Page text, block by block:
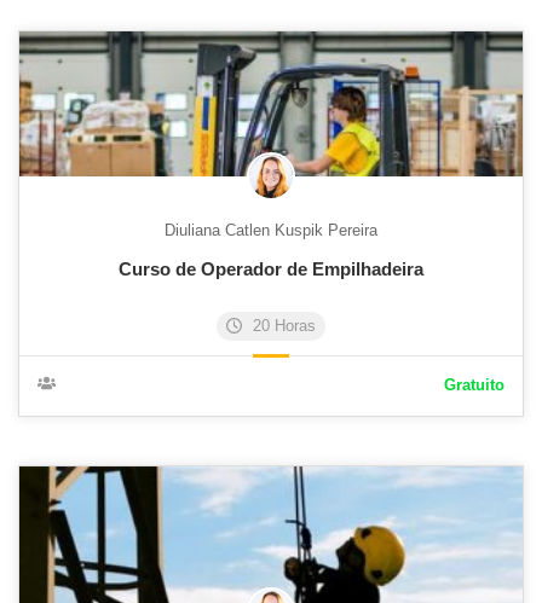
Diuliana Catlen Kuspik Pereira
Curso de Operador de Empilhadeira
20 Horas
Gratuito